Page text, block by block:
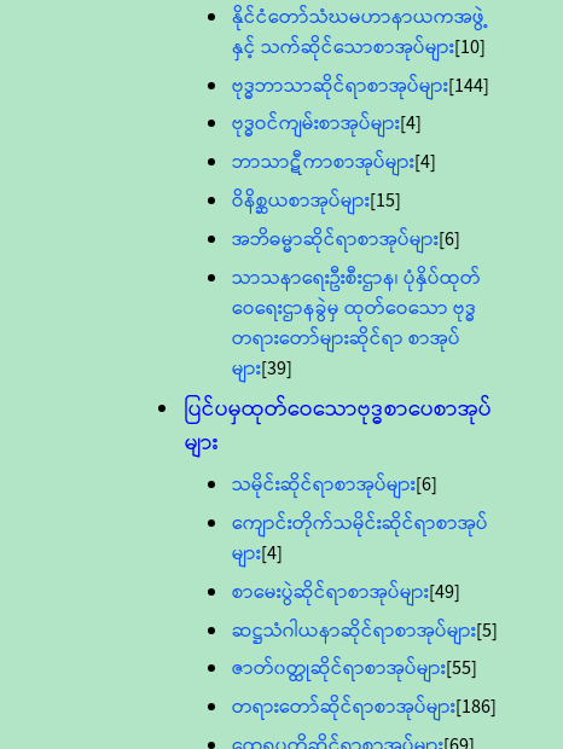
နိုင်ငံတော်သံဃမဟာနာယကအဖွဲ့
နှင့် သက်ဆိုင်သောစာအုပ်များ[10]
ဗုဒ္ဓဘာသာဆိုင်ရာစာအုပ်များ[144]
ဗုဒ္ဓဝင်ကျမ်းစာအုပ်များ[4]
ဘာသာဋီကာစာအုပ်များ[4]
ဝိနိစ္ဆယစာအုပ်များ[15]
အဘိဓမ္မာဆိုင်ရာစာအုပ်များ[6]
သာသနာရေးဦးစီးဌာန၊ ပုံနှိပ်ထုတ်
ဝေရေးဌာနခွဲမှ ထုတ်ဝေသော ဗုဒ္ဓ
တရားတော်များဆိုင်ရာ စာအုပ်
များ[39]
ပြင်ပမှထုတ်ဝေသောဗုဒ္ဓစာပေစာအုပ်
များ
သမိုင်းဆိုင်ရာစာအုပ်များ[6]
ကျောင်းတိုက်သမိုင်းဆိုင်ရာစာအုပ်
များ[4]
စာမေးပွဲဆိုင်ရာစာအုပ်များ[49]
ဆဋ္ဌသံဂါယနာဆိုင်ရာစာအုပ်များ[5]
ဇာတ်၀တ္ထုဆိုင်ရာစာအုပ်များ[55]
တရားတော်ဆိုင်ရာစာအုပ်များ[186]